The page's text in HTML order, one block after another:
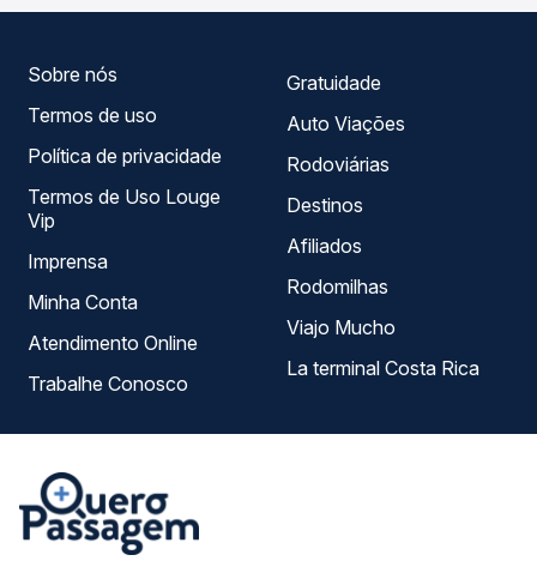
Sobre nós
Termos de uso
Política de privacidade
Termos de Uso Louge
Vip
Imprensa
Minha Conta
Atendimento Online
Trabalhe Conosco
Gratuidade
Auto Viações
Rodoviárias
Destinos
Afiliados
Rodomilhas
Viajo Mucho
La terminal Costa Rica